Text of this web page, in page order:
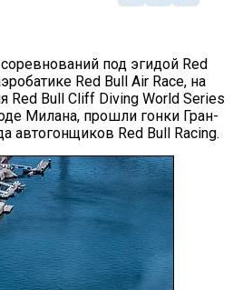
под эгидой Red
Red Bull Air Race, на
Red Bull Cliff Diving World Series
Милана, прошли гонки Гран-
автогонщиков Red Bull Racing.